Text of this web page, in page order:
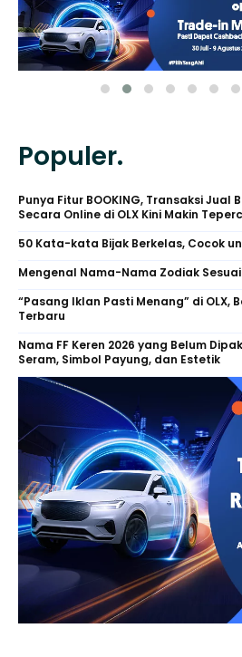
Populer.
Punya Fitur BOOKING, Transaksi Jual
Secara Online di OLX Kini Makin
50 Kata-kata Bijak Berkelas, Cocok
Mengenal Nama-Nama Zodiak
“Pasang Iklan Pasti Menang” di OLX,
Terbaru
Nama FF Keren 2026 yang Belum
Seram, Simbol Payung, dan Estetik